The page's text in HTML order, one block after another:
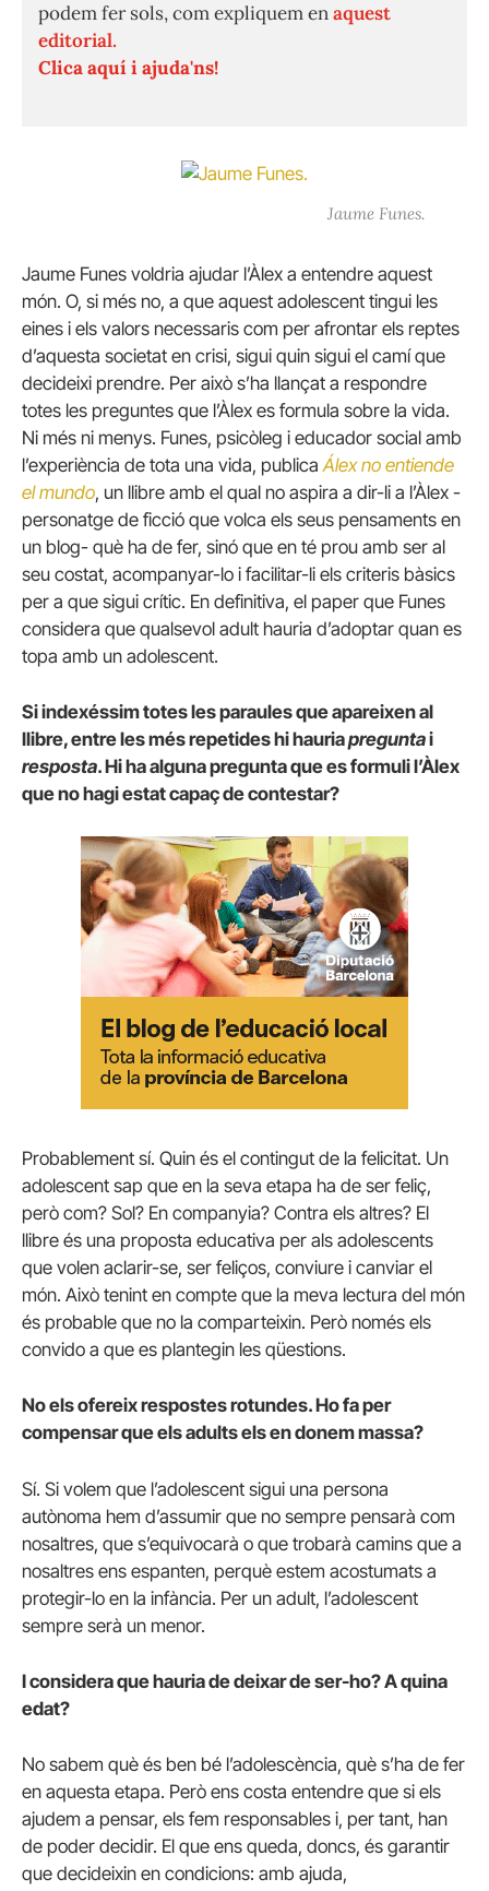
podem fer sols, com expliquem enaquest
editorial.
Clica aquí i ajuda'ns!
Jaume Funes.
Jaume Funes voldria ajudar l’Àlex a entendre aquest
món. O, si més no, a que aquest adolescent tingui les
eines i els valors necessaris com per afrontar els reptes
d’aquesta societat en crisi, sigui quin sigui el camí que
decideixi prendre. Per això s’ha llançat a respondre
totes les preguntes que l’Àlex es formula sobre la vida.
Ni més ni menys. Funes, psicòleg i educador social amb
l’experiència de tota una vida, publica Álex no entiende
el mundo, un llibre amb el qual no aspira a dir-li a l’Àlex -
personatge de ficció que volca els seus pensaments en
un blog- què ha de fer, sinó que en té prou amb ser al
seu costat, acompanyar-lo i facilitar-li els criteris bàsics
per a que sigui crític. En definitiva, el paper que Funes
considera que qualsevol adult hauria d’adoptar quan es
topa amb un adolescent.
Si indexéssim totes les paraules que apareixen al
llibre, entre les més repetides hi hauriapreguntai
resposta. Hi ha alguna pregunta que es formuli l’Àlex
que no hagi estat capaç de contestar?
Probablement sí. Quin és el contingut de la felicitat. Un
adolescent sap que en la seva etapa ha de ser feliç,
però com? Sol? En companyia? Contra els altres? El
llibre és una proposta educativa per als adolescents
que volen aclarir-se, ser feliços, conviure i canviar el
món. Això tenint en compte que la meva lectura del món
és probable que no la comparteixin. Però només els
convido a que es plantegin les qüestions.
No els ofereix respostes rotundes. Ho fa per
compensar que els adults els en donem massa?
Sí. Si volem que l’adolescent sigui una persona
autònoma hem d’assumir que no sempre pensarà com
nosaltres, que s’equivocarà o que trobarà camins que a
nosaltres ens espanten, perquè estem acostumats a
protegir-lo en la infància. Per un adult, l’adolescent
sempre serà un menor.
I considera que hauria de deixar de ser-ho? A quina
edat?
No sabem què és ben bé l’adolescència, què s’ha de fer
en aquesta etapa. Però ens costa entendre que si els
ajudem a pensar, els fem responsables i, per tant, han
de poder decidir. El que ens queda, doncs, és garantir
que decideixin en condicions: amb ajuda,